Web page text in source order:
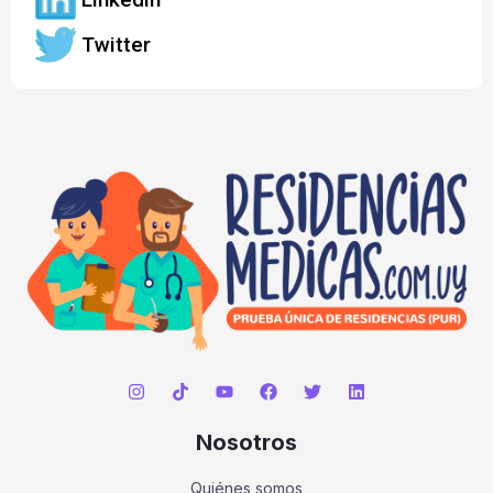
Twitter
Nosotros
Quiénes somos